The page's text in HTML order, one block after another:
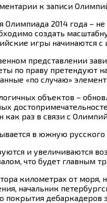
к записи
2014 года –
создать
игры начинаются с
представлении
по праву претендуют
«по случаю»
объектов –
как раз в связи с
в южную
и увеличиваются
что будет главным
километрах от
начальник
покрытия